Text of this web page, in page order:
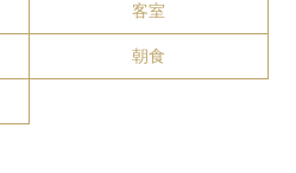
客室
朝食